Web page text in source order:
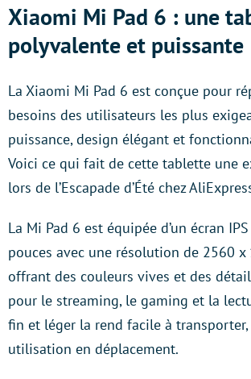
Xiaomi Mi Pad 6 : une
polyvalente et puissante
La Xiaomi Mi Pad 6 est conçue pour
besoins des utilisateurs les plus
puissance, design élégant et
Voici ce qui fait de cette tablette une
lors de l’Escapade d’Été chez
La Mi Pad 6 est équipée d’un écran
pouces avec une résolution de 2560 x
offrant des couleurs vives et des
pour le streaming, le gaming et la
fin et léger la rend facile à
utilisation en déplacement.